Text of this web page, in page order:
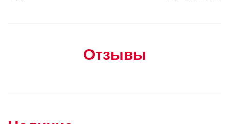
Отзывы